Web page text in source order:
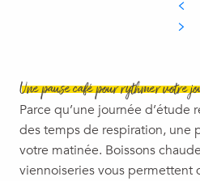
Une pause café pour rythmer votre
Parce qu’une journée d’étude
des temps de respiration, une
votre matinée. Boissons
viennoiseries vous permettent